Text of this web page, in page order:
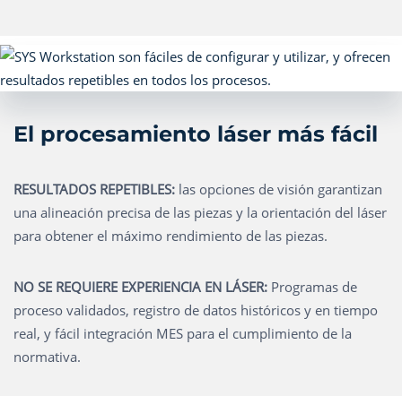
El procesamiento láser más fácil
RESULTADOS REPETIBLES: las opciones de visión garantizan
una alineación precisa de las piezas y la orientación del láser
para obtener el máximo rendimiento de las piezas.
NO SE REQUIERE EXPERIENCIA EN LÁSER: Programas de
proceso validados, registro de datos históricos y en tiempo
real, y fácil integración MES para el cumplimiento de la
normativa.